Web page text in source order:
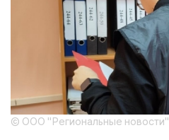
© ООО "Региональные новости"